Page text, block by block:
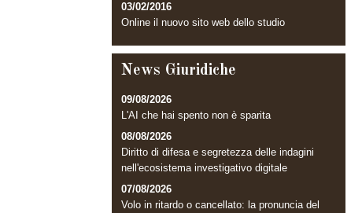
03/02/2016
Online il nuovo sito web dello studio
News Giuridiche
09/08/2026
L'AI che hai spento non è sparita
08/08/2026
Diritto di difesa e segretezza delle indagini
nell'ecosistema investigativo digitale
07/08/2026
Volo in ritardo o cancellato: la pronuncia del